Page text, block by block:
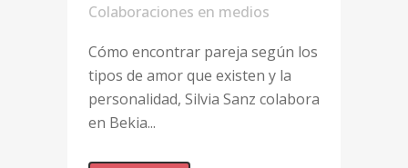
Colaboraciones en medios
Cómo encontrar pareja según los
tipos de amor que existen y la
personalidad, Silvia Sanz colabora
en Bekia...